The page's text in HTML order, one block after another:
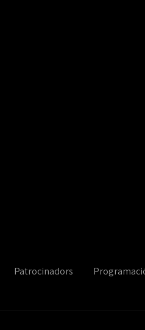
Patrocinadors